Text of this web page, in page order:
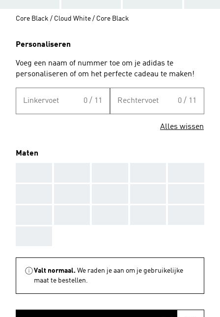
Core Black / Cloud White / Core Black
Personaliseren
Voeg een naam of nummer toe om je adidas te
personaliseren of om het perfecte cadeau te maken!
Linkervoet 0 / 11 Rechtervoet 0 / 11
Alles wissen
Maten
Valt normaal. We raden je aan om je gebruikelijke
maat te bestellen.